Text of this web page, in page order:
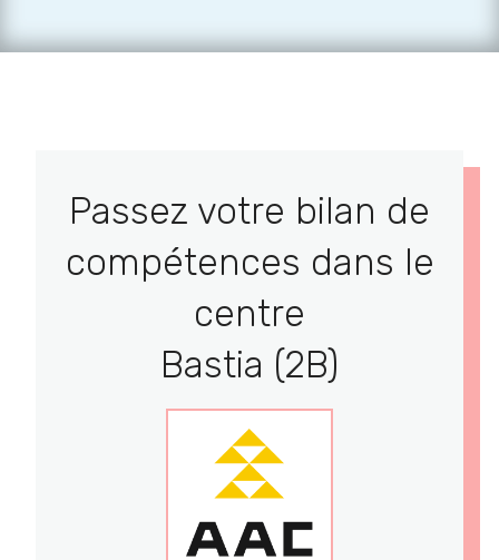
Passez votre bilan de
compétences dans le
centre
Bastia (2B)